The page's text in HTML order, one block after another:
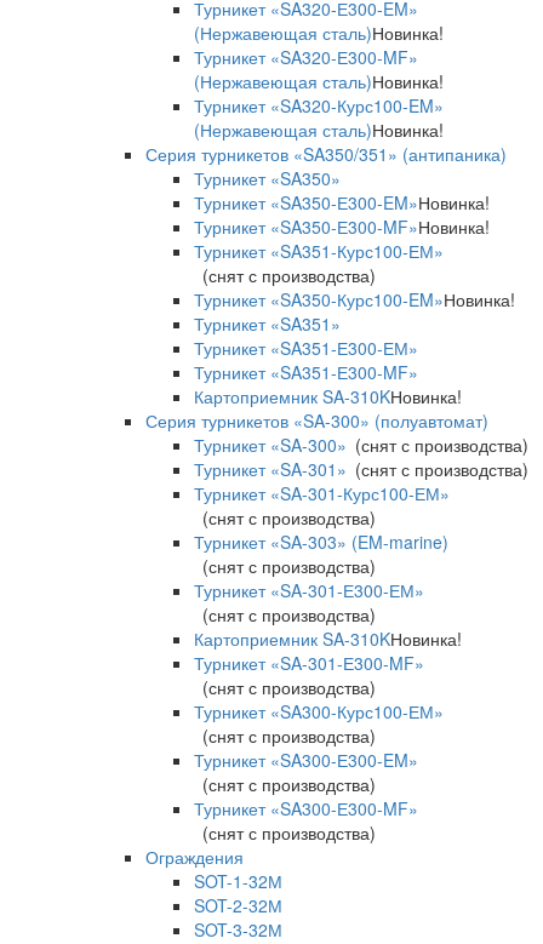
Турникет «SA320-Е300-EM»
(Нержавеющая сталь)Новинка!
Турникет «SA320-Е300-MF»
(Нержавеющая сталь)Новинка!
Турникет «SA320-Курс100-EM»
(Нержавеющая сталь)Новинка!
Серия турникетов «SA350/351» (антипаника)
Турникет «SA350»
Турникет «SA350-Е300-EM»Новинка!
Турникет «SA350-Е300-MF»Новинка!
Турникет «SA351-Курс100-ЕМ»
(снят с производства)
Турникет «SA350-Курс100-EM»Новинка!
Турникет «SA351»
Турникет «SA351-Е300-ЕМ»
Турникет «SA351-Е300-MF»
Картоприемник SA-310KНовинка!
Серия турникетов «SA-300» (полуавтомат)
Турникет «SA-300» (снят с производства)
Турникет «SA-301» (снят с производства)
Турникет «SA-301-Курс100-ЕМ»
(снят с производства)
Турникет «SA-303» (EM-marine)
(снят с производства)
Турникет «SA-301-Е300-ЕМ»
(снят с производства)
Картоприемник SA-310KНовинка!
Турникет «SA-301-Е300-MF»
(снят с производства)
Турникет «SA300-Курс100-ЕМ»
(снят с производства)
Турникет «SA300-Е300-EM»
(снят с производства)
Турникет «SA300-Е300-MF»
(снят с производства)
Ограждения
SOT-1-32М
SOT-2-32М
SOT-3-32М